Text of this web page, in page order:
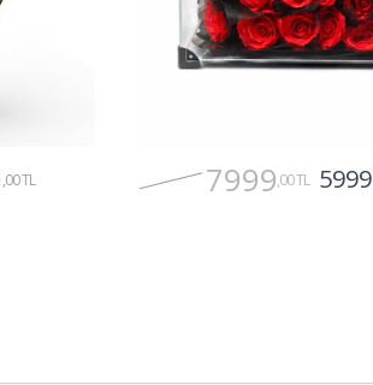
,00 TL 7999,00 TL 5999